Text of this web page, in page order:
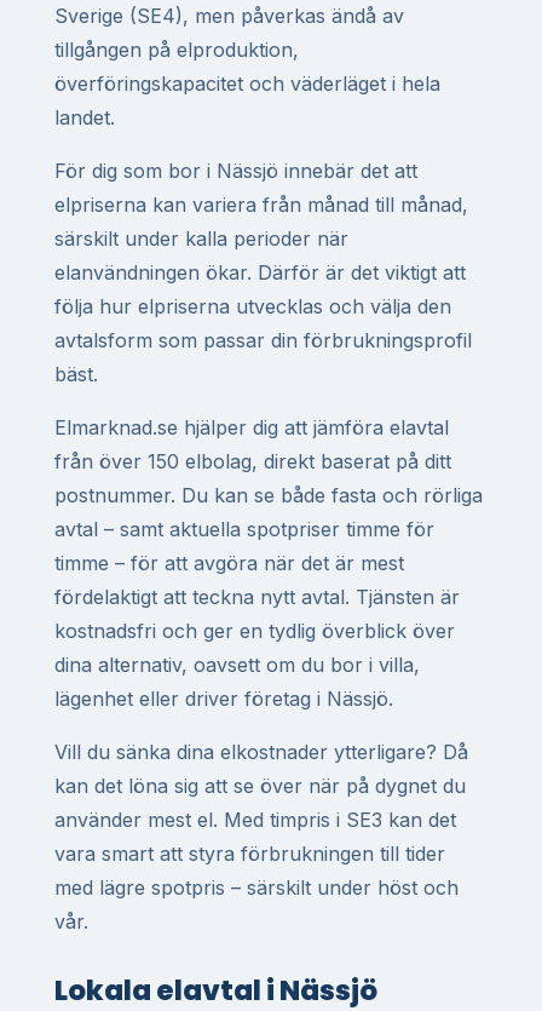
Sverige (SE4), men påverkas ändå av
tillgången på elproduktion,
överföringskapacitet och väderläget i hela
landet.
För dig som bor i Nässjö innebär det att
elpriserna kan variera från månad till månad,
särskilt under kalla perioder när
elanvändningen ökar. Därför är det viktigt att
följa hur elpriserna utvecklas och välja den
avtalsform som passar din förbrukningsprofil
bäst.
Elmarknad.se hjälper dig att jämföra elavtal
från över 150 elbolag, direkt baserat på ditt
postnummer. Du kan se både fasta och rörliga
avtal – samt aktuella spotpriser timme för
timme – för att avgöra när det är mest
fördelaktigt att teckna nytt avtal. Tjänsten är
kostnadsfri och ger en tydlig överblick över
dina alternativ, oavsett om du bor i villa,
lägenhet eller driver företag i Nässjö.
Vill du sänka dina elkostnader ytterligare? Då
kan det löna sig att se över när på dygnet du
använder mest el. Med timpris i SE3 kan det
vara smart att styra förbrukningen till tider
med lägre spotpris – särskilt under höst och
vår.
Lokala elavtal i Nässjö